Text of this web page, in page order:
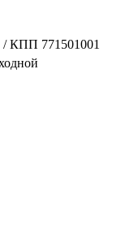
КПП 771501001